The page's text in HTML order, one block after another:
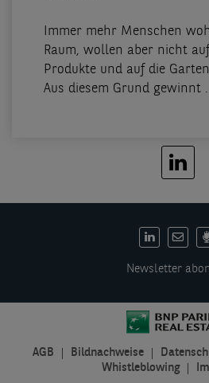
Immer mehr Menschen
Raum, wollen aber nicht
Produkte und auf die
Aus diesem Grund gewinnt
Newsletter
DE:
Legal
AGB Bildnachweise
Whistleblowing